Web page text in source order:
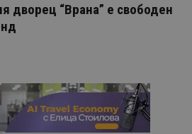
дворец “Врана” е свободен